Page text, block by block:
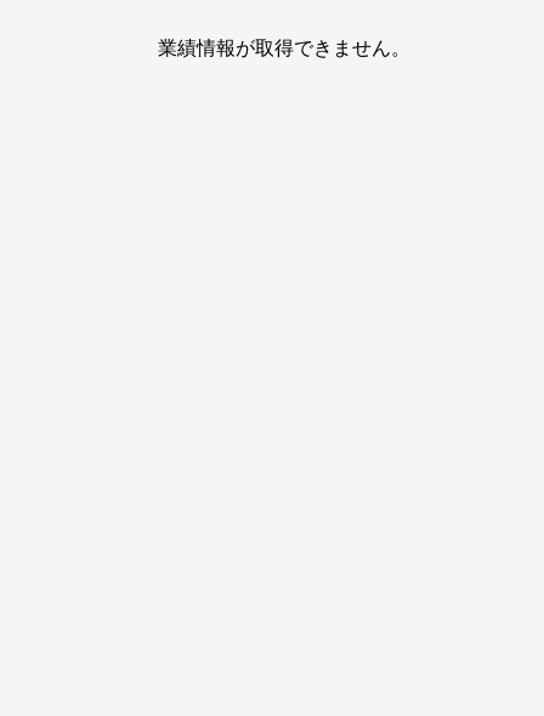
業績情報が取得できません。